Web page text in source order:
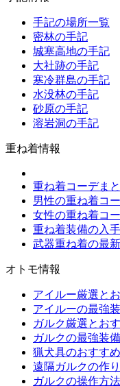
手記の場所一覧
密林の手記
城塞高地の手記
大社跡の手記
寒冷群島の手記
水没林の手記
砂原の手記
溶岩洞の手記
重ね着情報
重ね着コーデま
男性の重ね着コ
女性の重ね着コ
重ね着装備の入
武器重ね着の最
オトモ情報
アイルー厳選と
アイルーの最強
ガルク厳選とお
ガルクの最強装
猟犬具のおすすめ
遠隔ガルクの作
ガルクの操作方法